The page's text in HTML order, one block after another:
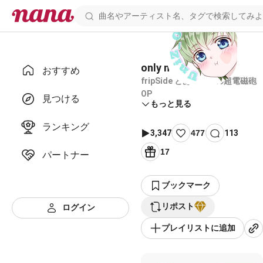
おすすめ
見つける
ランキング
パートナー
ログイン
only my railgun
fripSide とある科学の超電磁砲
OP
もっと見る
3,347 477
113
17
ブックマーク
リポスト
プレイリストに追加